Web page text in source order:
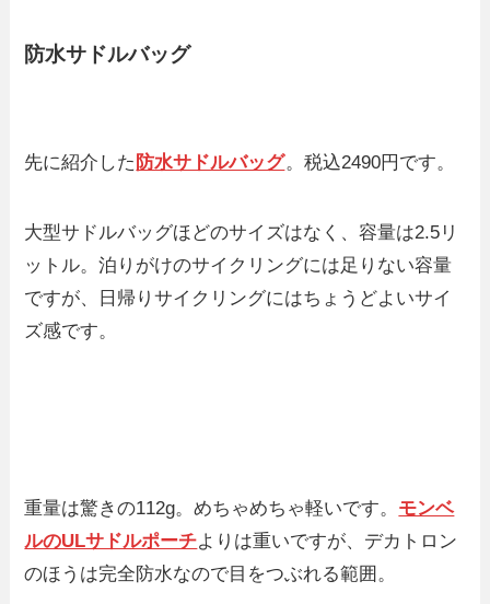
防水サドルバッグ
先に紹介した 防水サドルバッグ。税込2490円です。
大型サドルバッグほどのサイズはなく、容量は2.5リ
ットル。泊りがけのサイクリングには足りない容量
ですが、日帰りサイクリングにはちょうどよいサイ
ズ感です。
重量は驚きの112g。めちゃめちゃ軽いです。 モンベ
ルのULサドルポーチよりは重いですが、デカトロン
のほうは完全防水なので目をつぶれる範囲。